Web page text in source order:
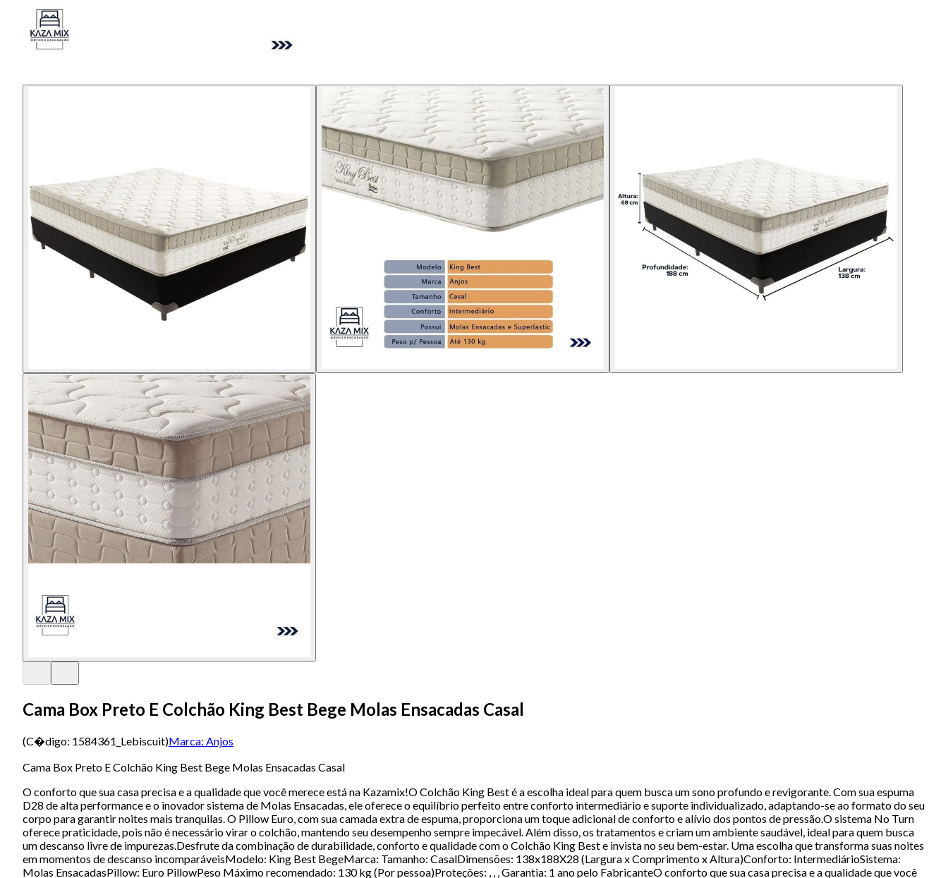
Cama Box Preto E Colchão King Best Bege Molas Ensacadas Casal
(C�digo: 1584361_Lebiscuit)Marca: Anjos
Cama Box Preto E Colchão King Best Bege Molas Ensacadas Casal
O conforto que sua casa precisa e a qualidade que você merece está na Kazamix!O Colchão King Best é a escolha ideal para quem busca um sono profundo e revigorante. Com sua espuma
D28 de alta performance e o inovador sistema de Molas Ensacadas, ele oferece o equilíbrio perfeito entre conforto intermediário e suporte individualizado, adaptando-se ao formato do seu
corpo para garantir noites mais tranquilas. O Pillow Euro, com sua camada extra de espuma, proporciona um toque adicional de conforto e alívio dos pontos de pressão.O sistema No Turn
oferece praticidade, pois não é necessário virar o colchão, mantendo seu desempenho sempre impecável. Além disso, os tratamentos e criam um ambiente saudável, ideal para quem busca
um descanso livre de impurezas.Desfrute da combinação de durabilidade, conforto e qualidade com o Colchão King Best e invista no seu bem-estar. Uma escolha que transforma suas noites
em momentos de descanso incomparáveisModelo: King Best BegeMarca: Tamanho: CasalDimensões: 138x188X28 (Largura x Comprimento x Altura)Conforto: IntermediárioSistema:
Molas EnsacadasPillow: Euro PillowPeso Máximo recomendado: 130 kg (Por pessoa)Proteções: , , , Garantia: 1 ano pelo FabricanteO conforto que sua casa precisa e a qualidade que você